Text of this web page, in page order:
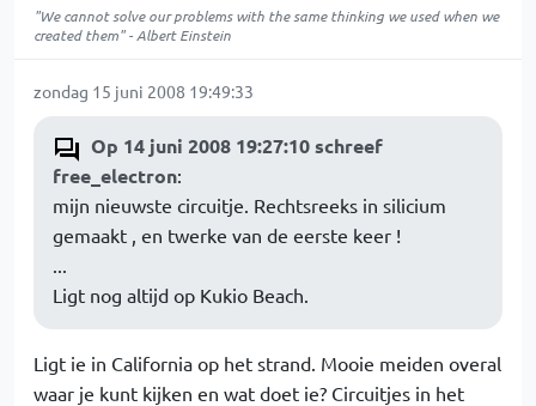
"We cannot solve our problems with the same thinking we used when we
created them" - Albert Einstein
zondag 15 juni 2008 19:49:33
Op 14 juni 2008 19:27:10 schreef
free_electron:
mijn nieuwste circuitje. Rechtsreeks in silicium
gemaakt , en twerke van de eerste keer !
Ligt nog altijd op Kukio Beach.
Ligt ie in California op het strand. Mooie meiden overal
waar je kunt kijken en wat doet ie? Circuitjes in het